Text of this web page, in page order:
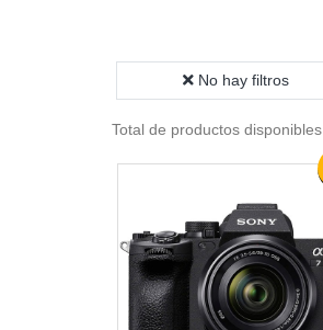
No hay filtros
Total de productos disponibles